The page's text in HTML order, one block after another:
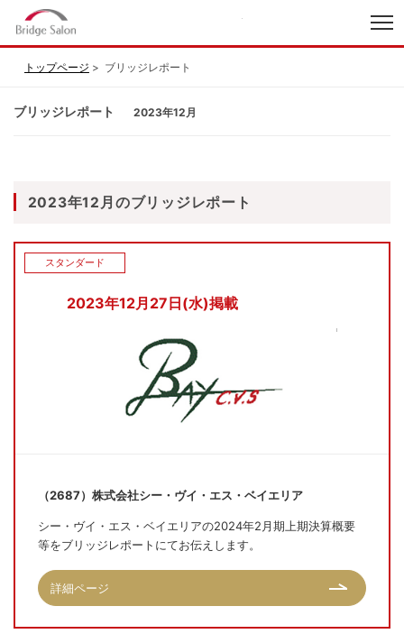
トップページ ブリッジレポート
ブリッジレポート 2023年12月
2023年12月のブリッジレポート
2023年12月27日(水)掲載
スタンダード
（2687）株式会社シー・ヴイ・エス・ベイエリア
シー・ヴイ・エス・ベイエリアの2024年2月期上期決算概要
等をブリッジレポートにてお伝えします。
詳細ページ